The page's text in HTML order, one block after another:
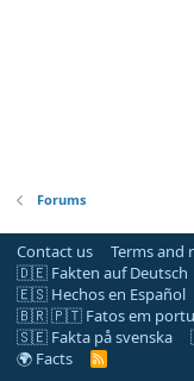
Forums
Contact us Terms and
🇩🇪 Fakten auf Deutsch
🇪🇸 Hechos en Español
🇧🇷 🇵🇹 Fatos em
🇸🇪 Fakta på svenska
🌍 Facts
R